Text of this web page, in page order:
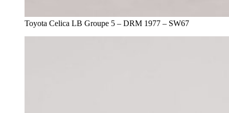
Toyota Celica LB Groupe 5 – DRM 1977 – SW67